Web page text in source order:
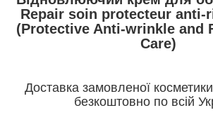
Repair soin protecteur anti-
(Protective Anti-wrinkle and
Care)
Доставка замовленої
безкоштовно по всій